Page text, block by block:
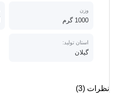
وزن
1000 گرم
استان تولید:
گیلان
نظرات (3)